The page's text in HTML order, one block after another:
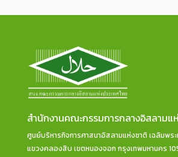
สำนักงานคณะกรรมการกลางอิสลามแ
ศูนย์บริหารกิจการศาสนาอิสลามแห่งชาติ เฉลิมพร
แขวงคลองสิบ เขตหนองจอก กรุงเทพมหานคร